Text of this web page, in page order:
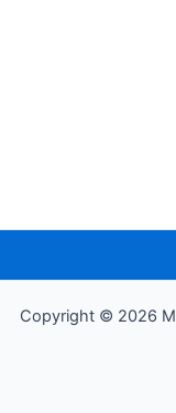
Copyright © 2026